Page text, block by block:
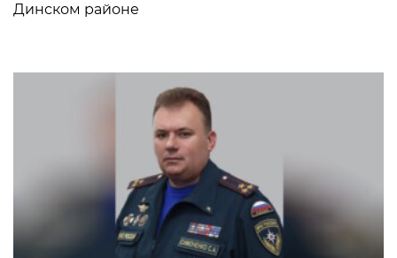
Динском районе